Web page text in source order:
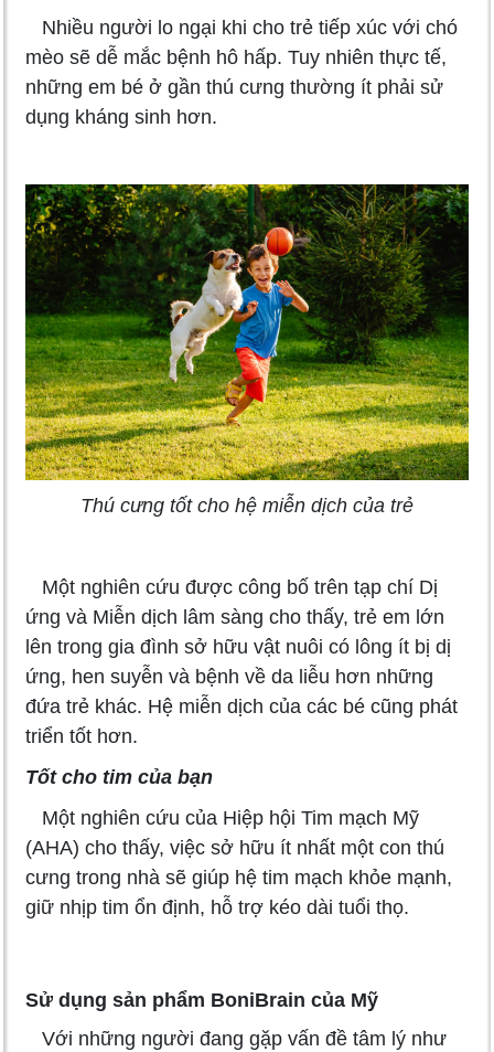
Nhiều người lo ngại khi cho trẻ tiếp xúc với chó
mèo sẽ dễ mắc bệnh hô hấp. Tuy nhiên thực tế,
những em bé ở gần thú cưng thường ít phải sử
dụng kháng sinh hơn.
Thú cưng tốt cho hệ miễn dịch của trẻ
Một nghiên cứu được công bố trên tạp chí Dị
ứng và Miễn dịch lâm sàng cho thấy, trẻ em lớn
lên trong gia đình sở hữu vật nuôi có lông ít bị dị
ứng, hen suyễn và bệnh về da liễu hơn những
đứa trẻ khác. Hệ miễn dịch của các bé cũng phát
triển tốt hơn.
Tốt cho tim của bạn
Một nghiên cứu của Hiệp hội Tim mạch Mỹ
(AHA) cho thấy, việc sở hữu ít nhất một con thú
cưng trong nhà sẽ giúp hệ tim mạch khỏe mạnh,
giữ nhịp tim ổn định, hỗ trợ kéo dài tuổi thọ.
Sử dụng sản phẩm BoniBrain của Mỹ
Với những người đang gặp vấn đề tâm lý như